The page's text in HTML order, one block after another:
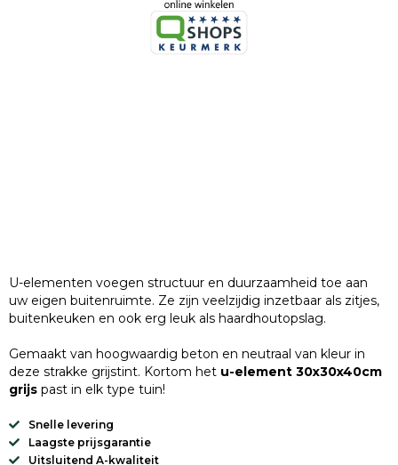
U-elementen voegen structuur en duurzaamheid toe aan
uw eigen buitenruimte. Ze zijn veelzijdig inzetbaar als zitjes,
buitenkeuken en ook erg leuk als haardhoutopslag.
Gemaakt van hoogwaardig beton en neutraal van kleur in
deze strakke grijstint. Kortom het u-element 30x30x40cm
grijs past in elk type tuin!
Snelle levering
Laagste prijsgarantie
Uitsluitend A-kwaliteit